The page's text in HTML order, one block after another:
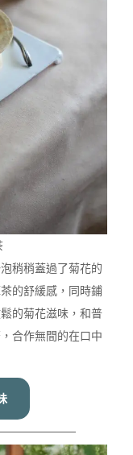
稍稍蓋過了菊花的
的舒緩感，同時鋪
的菊花滋味，和普
合作無間的在口中